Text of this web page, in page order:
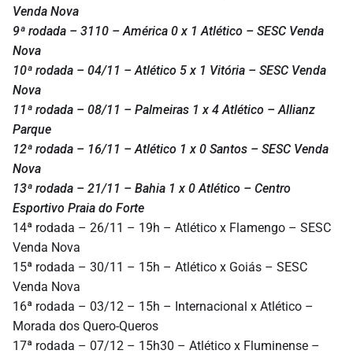
Venda Nova
9ª rodada – 3110 – América 0 x 1 Atlético – SESC Venda
Nova
10ª rodada – 04/11 – Atlético 5 x 1 Vitória – SESC Venda
Nova
11ª rodada – 08/11 – Palmeiras 1 x 4 Atlético – Allianz
Parque
12ª rodada – 16/11 – Atlético 1 x 0 Santos – SESC Venda
Nova
13ª rodada – 21/11 – Bahia 1 x 0 Atlético – Centro
Esportivo Praia do Forte
14ª rodada – 26/11 – 19h – Atlético x Flamengo – SESC
Venda Nova
15ª rodada – 30/11 – 15h – Atlético x Goiás – SESC
Venda Nova
16ª rodada – 03/12 – 15h – Internacional x Atlético –
Morada dos Quero-Queros
17ª rodada – 07/12 – 15h30 – Atlético x Fluminense –